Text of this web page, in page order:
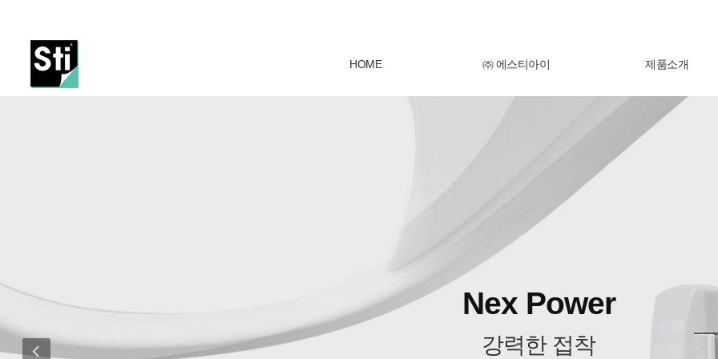
HOME ㈜ 에스티아이 제품소개
SPIDER
고품질의 투명